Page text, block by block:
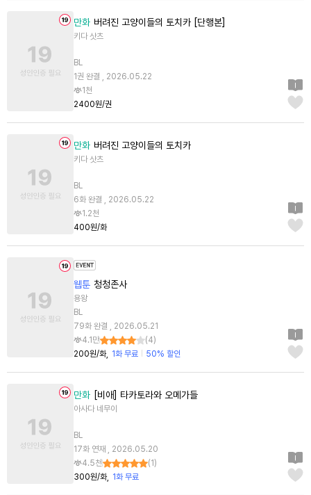
만화 버려진 고양이들의 토치카 [단행본]
키다 삿츠
BL
1권 완결 , 2026.05.22
1천
2400원/권
만화 버려진 고양이들의 토치카
키다 삿츠
BL
6화 완결 , 2026.05.22
1.2천
400원/화
웹툰 청청존사
용왕
BL
79화 완결 , 2026.05.21
4.1만
(4)
200원/화
1화 무료 50% 할인
만화 [비애] 타카토라와 오메가들
아사다 네무이
BL
17화 연재 , 2026.05.20
4.5천
(1 )
300원/화
1화 무료